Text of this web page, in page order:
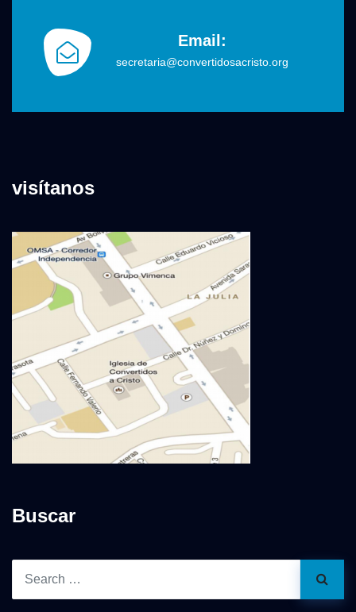
Email:
secretaria@convertidosacristo.org
visítanos
Buscar